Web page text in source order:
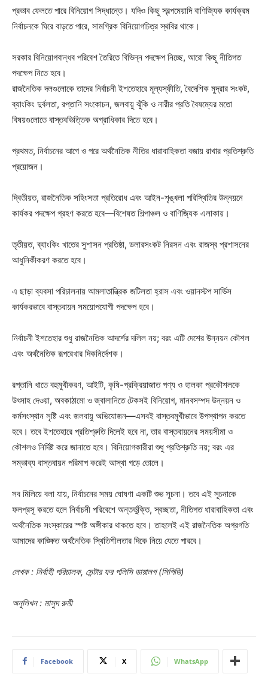
প্রভাব ফেলতে পারে বিনিয়োগ সিদ্ধান্তে। যদিও কিছু স্বল্পমেয়াদি বাণিজ্যিক কার্যক্রম
নির্বাচনকে ঘিরে বাড়তে পারে, সামগ্রিক বিনিয়োগচিত্র স্থবির থাকে।
সরকার বিনিয়োগবান্ধব পরিবেশ তৈরিতে বিভিন্ন পদক্ষেপ নিচ্ছে, আরো কিছু নীতিগত
পদক্ষেপ নিতে হবে।
রাজনৈতিক দলগুলোকে তাদের নির্বাচনী ইশতেহারে মূল্যস্ফীতি, বৈদেশিক মুদ্রার সংকট,
ব্যাংকিং দুর্বলতা, রপ্তানি সংকোচন, জলবায়ু ঝুঁকি ও নারীর প্রতি বৈষম্যের মতো
বিষয়গুলোতে বাস্তবভিত্তিক অগ্রাধিকার দিতে হবে।
প্রথমত, নির্বাচনের আগে ও পরে অর্থনৈতিক নীতির ধারাবাহিকতা বজায় রাখার প্রতিশ্রুতি
প্রয়োজন।
দ্বিতীয়ত, রাজনৈতিক সহিংসতা প্রতিরোধ এবং আইন-শৃঙ্খলা পরিস্থিতির উন্নয়নে
কার্যকর পদক্ষেপ গ্রহণ করতে হবে—বিশেষত শিল্পাঞ্চল ও বাণিজ্যিক এলাকায়।
তৃতীয়ত, ব্যাংকিং খাতের সুশাসন প্রতিষ্ঠা, ডলারসংকট নিরসন এবং রাজস্ব প্রশাসনের
আধুনিকীকরণ করতে হবে।
এ ছাড়া ব্যবসা পরিচালনায় আমলাতান্ত্রিক জটিলতা হ্রাস এবং ওয়ানস্টপ সার্ভিস
কার্যকরভাবে বাস্তবায়ন সময়োপযোগী পদক্ষেপ হবে।
নির্বাচনী ইশতেহার শুধু রাজনৈতিক আদর্শের দলিল নয়; বরং এটি দেশের উন্নয়ন কৌশল
এবং অর্থনৈতিক রূপরেখার দিকনির্দেশক।
রপ্তানি খাতে বহুমুখীকরণ, আইটি, কৃষি-প্রক্রিয়াজাত পণ্য ও হালকা প্রকৌশলকে
উৎসাহ দেওয়া, অবকাঠামো ও জ্বালানিতে টেকসই বিনিয়োগ, মানবসম্পদ উন্নয়ন ও
কর্মসংস্থান সৃষ্টি এবং জলবায়ু অভিযোজন—এসবই বাস্তবমুখীভাবে উপস্থাপন করতে
হবে। তবে ইশতেহারে প্রতিশ্রুতি দিলেই হবে না, তার বাস্তবায়নের সময়সীমা ও
কৌশলও নির্দিষ্ট করে জানাতে হবে। বিনিয়োগকারীরা শুধু প্রতিশ্রুতি নয়; বরং এর
সম্ভাব্য বাস্তবায়ন পরিমাপ করেই আস্থা গড়ে তোলে।
সব মিলিয়ে বলা যায়, নির্বাচনের সময় ঘোষণা একটি শুভ সূচনা। তবে এই সূচনাকে
ফলপ্রসূ করতে হলে নির্বাচনী পরিবেশে অন্তর্ভুক্তি, স্বচ্ছতা, নীতিগত ধারাবাহিকতা এবং
অর্থনৈতিক সংস্কারের স্পষ্ট অঙ্গীকার থাকতে হবে। তাহলেই এই রাজনৈতিক অগ্রগতি
আমাদের কাঙ্ক্ষিত অর্থনৈতিক স্থিতিশীলতার দিকে নিয়ে যেতে পারবে।
লেখক : নির্বাহী পরিচালক, সেন্টার ফর পলিসি ডায়ালগ (সিপিডি)
অনুলিখন : মাসুদ রুমী
Facebook X WhatsApp